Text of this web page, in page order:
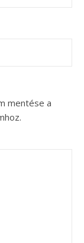
mentése a